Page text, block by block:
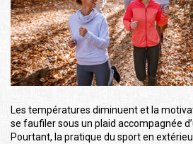
Les températures diminuent et la
se faufiler sous un plaid accompagnée
Pourtant, la pratique du sport en